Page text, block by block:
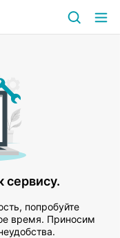
попробуйте
время. Приносим